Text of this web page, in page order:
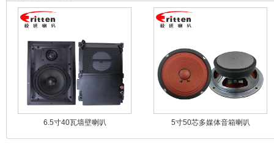
6.5寸40瓦墙壁喇叭 5寸50芯多媒体音箱喇叭